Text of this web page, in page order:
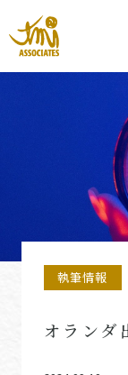
執筆情報
オランダ